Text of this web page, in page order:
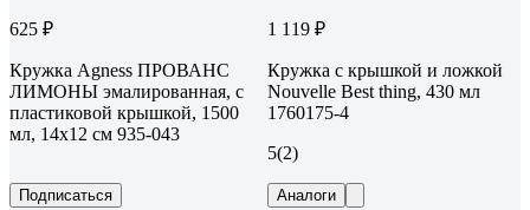
625 ₽
Кружка Agness ПРОВАНС
ЛИМОНЫ эмалированная, с
пластиковой крышкой, 1500
мл, 14х12 см 935-043
Подписаться
1 119 ₽
Кружка с крышкой и ложкой
Nouvelle Best thing, 430 мл
1760175-4
5(2)
Аналоги